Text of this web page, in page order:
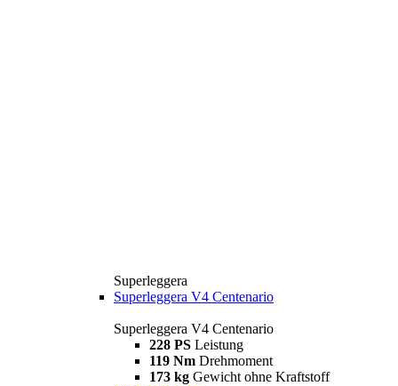
Superleggera
Superleggera V4 Centenario
Superleggera V4 Centenario
228 PS Leistung
119 Nm Drehmoment
173 kg Gewicht ohne Kraftstoff